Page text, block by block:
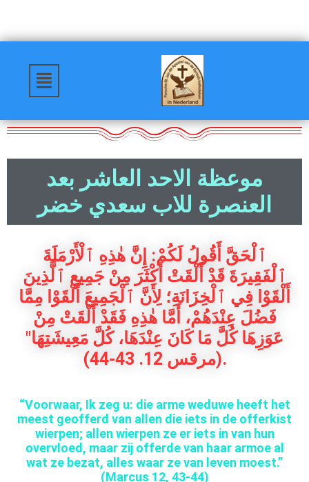
موعظة الاحد العاشر بعد
العنصرة للاب سعدي خضر
ٱلْحَقَّ أَقُولُ لَكُمْ: إِنَّ هٰذِهِ ٱلْأَرْمَلَةَ
ٱلْفَقِيرَةَ قَدْ أَلْقَتْ أَكْثَرَ مِنْ جَمِيعِ ٱلَّذِينَ
أَلْقَوْا فِي ٱلْخِزَانَةِ؛ لِأَنَّ ٱلْجَمِيعَ أَلْقَوْا مِمَّا
فَضُلَ عِنْدَهُمْ، أَمَّا هٰذِهِ فَقَدْ أَلْقَتْ مِنْ
عَوَزِهَا كُلَّ مَا كَانَ عِنْدَهَا، كُلَّ مَعِيشَتِهَا"
(مرقس 12. 43-44).
“Voorwaar, Ik zeg u: die arme weduwe heeft het
meest geofferd van allen die iets in de offerkist
wierpen; allen wierpen ze er iets in van hun
overvloed, maar zij offerde van haar armoe al
wat ze bezat, alles waar ze van leven moest.”
(Marcus 12, 43-44)